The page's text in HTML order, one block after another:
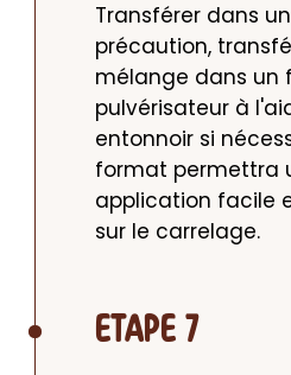
Transférer dans
précaution,
mélange dans un
pulvérisateur à
entonnoir si
format permettra
application facile
sur le carrelage.
ETAPE 7